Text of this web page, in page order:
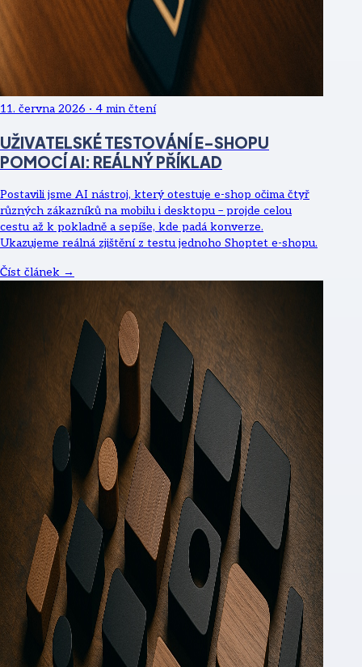
11. června 2026 · 4 min čtení
UŽIVATELSKÉ TESTOVÁNÍ E-SHOPU
POMOCÍ AI: REÁLNÝ PŘÍKLAD
Postavili jsme AI nástroj, který otestuje e-shop očima čtyř
různých zákazníků na mobilu i desktopu – projde celou
cestu až k pokladně a sepíše, kde padá konverze.
Ukazujeme reálná zjištění z testu jednoho Shoptet e-shopu.
Číst článek →